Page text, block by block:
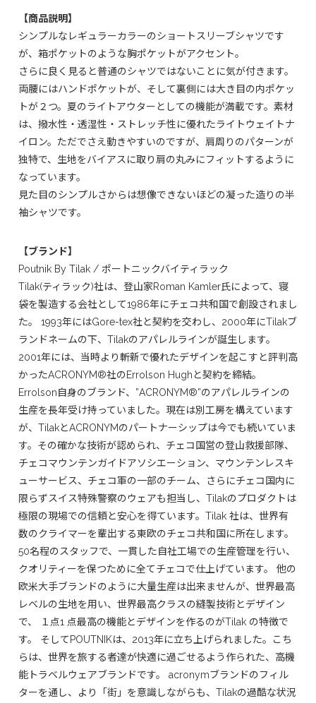
【商品説明】
シンプルなレギュラーカラーのショートスリーブシャツです
が、箱ポケットのような胸ポケットがアクセント。
さらに良く見ると普通のシャツではないことに気が付きます。
両腰にはハンドポケットが、そして裏側には大き目の内ポケッ
トが２つ。夏のライトアウターとしての機能が満載です。素材
は、撥水性・透湿性・ストレッチ性に優れたライトウェイトナ
イロン。ただでさえ動きやすいのですが、肩周りのパターンが
独特で、生地をバイアスに取り肩の丸みにフィットするように
なっています。
見た目のシンプルさからは想像できないほどの凝った造りの半
袖シャツです。
【ブランド】
Poutnik By Tilak / ポートニックバイティラック
Tilak(ティラック)社は、登山家Roman Kamler氏によって、寝
袋を製造する会社として1986年にチェコ共和国で創設されまし
た。 1993年にはGore-tex社と契約を交わし、2000年にTilakブ
ランドネームの下、Tilakのアパレルラインが誕生します。
2001年には、当時より斬新で優れたデザインを起こすと評判高
かったACRONYM®社のErrolson Hughと契約を締結。
Errolson自身のブランド、”ACRONYM®”のアパレルラインの
生産を長年受け持っていました。現在は別工房を構えています
が、TilakとACRONYMのパートナーシップは今でも続いていま
す。その確かな技術が認められ、チェコ国営の登山救援部隊、
チェコマウンテンガイドアソシエーション、マウンテンレスキ
ューサービス、チェコ軍の一部のチーム、さらにチェコ国内に
限らずスイス特殊警察のウェアも担当し、Tilakのプロダクトは
極限の現場での信頼と安心を得ています。Tilak 社は、世界有
数のクライマーを輩出する東欧のチェコ共和国に所在します。
50名程のスタッフで、一貫した自社工場での生産管理を行い、
クオリティーを保つために全てチェコで仕上げています。 他の
欧米大手ブランドのように大量生産は出来ませんが、世界最高
レベルの生地を用い、世界最高クラスの縫製技術とデザイン
で、 １点1 点最高の機能とデザインを作るのがTilak の特徴で
す。 そしてPOUTNIKは、2013年に立ち上げられました。こち
らは、世界を旅する者達が快適に過ごせるよう作られた、高機
能トラベルウェアブランドです。 acronymブランドのフィル
ターを通し、より「街」を意識しながらも、Tilakの過酷な状況